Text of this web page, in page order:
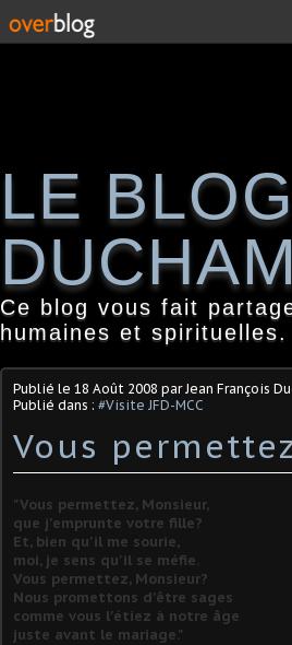
LE
Ce blog vous fait
humaines et spirituelles.
Publié le 18 Août 2008 par Jean François
Publié dans : #Visite JFD-MCC
Vous
"Vous permettez, Monsieur,
que j'emprunte votre fille?
Et, bien qu'il me sourie,
moi, je sens qu'il se méfie.
Vous permettez, Monsieur?
Nous promettons d'être sages
comme vous l'étiez à notre âge
juste avant le mariage."